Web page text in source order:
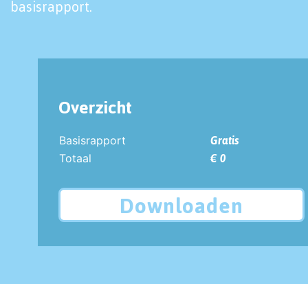
basisrapport.
Overzicht
Basisrapport
Gratis
Totaal
€ 0
Downloaden